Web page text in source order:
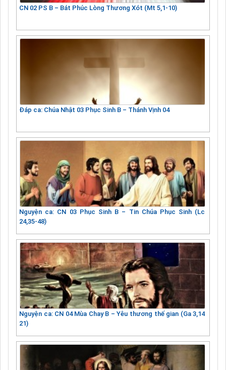
CN 02 PS B – Bát Phúc Lòng Thương Xót (Mt 5,1-10)
Đáp ca: Chúa Nhật 03 Phục Sinh B – Thánh Vịnh 04
Nguyện ca: CN 03 Phục Sinh B – Tin Chúa Phục Sinh (Lc
24,35-48)
Nguyện ca: CN 04 Mùa Chay B – Yêu thương thế gian (Ga 3,14
21)